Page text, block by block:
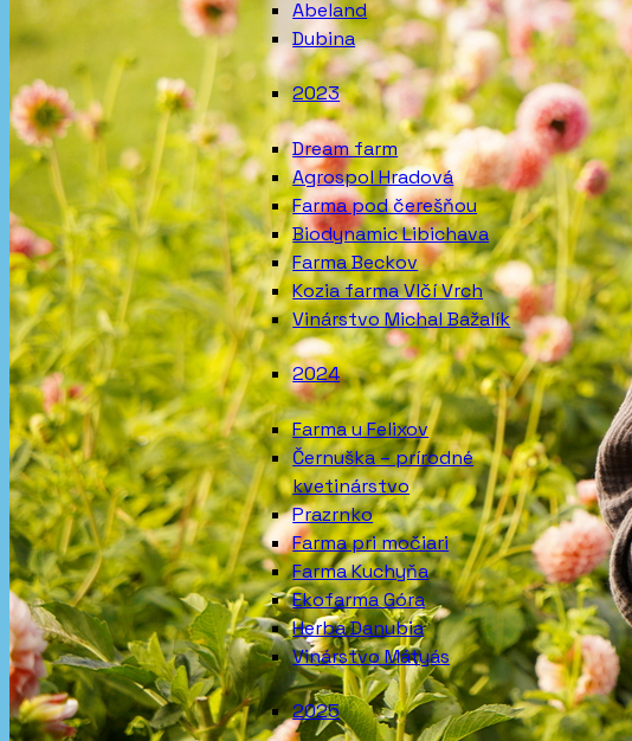
Abeland
Dubina
2023
Dream farm
Agrospol Hradová
Farma pod čerešňou
Biodynamic Libichava
Farma Beckov
Kozia farma Vlčí Vrch
Vinárstvo Michal Bažalík
2024
Farma u Felixov
Černuška – prírodné
kvetinárstvo
Prazrnko
Farma pri močiari
Farma Kuchyňa
Ekofarma Góra
Herba Danubia
Vinárstvo Mátyás
2025